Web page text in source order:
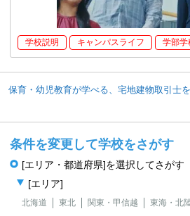
学校説明 キャンパスライフ 学部学
保育・幼児教育が学べる、宅地建物取引士
条件を変更して学校をさがす
[エリア・都道府県]を選択してさがす
[エリア]
北海道 東北 関東・甲信越 東海・北